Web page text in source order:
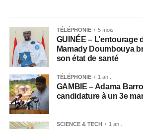
TÉLÉPHONIE 5 mois .
GUINÉE – L’entourage
Mamady Doumbouya
son état de santé
TÉLÉPHONIE 1 an .
GAMBIE – Adama
candidature à un 3e
SCIENCE & TECH 1 an .